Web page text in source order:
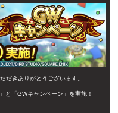
だきありがとうございます。
と「GWキャンペーン」を実施！